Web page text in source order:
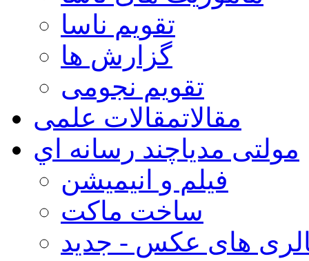
تقویم ناسا
گزارش ها
تقویم نجومی
مقالاتمقالات علمی
مولتی مدیاچند رسانه اي
فیلم و انیمیشن
ساخت ماکت
های عکس - جدید